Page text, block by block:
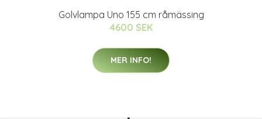
Golvlampa Uno 155 cm råmässing
4600 SEK
MER INFO!